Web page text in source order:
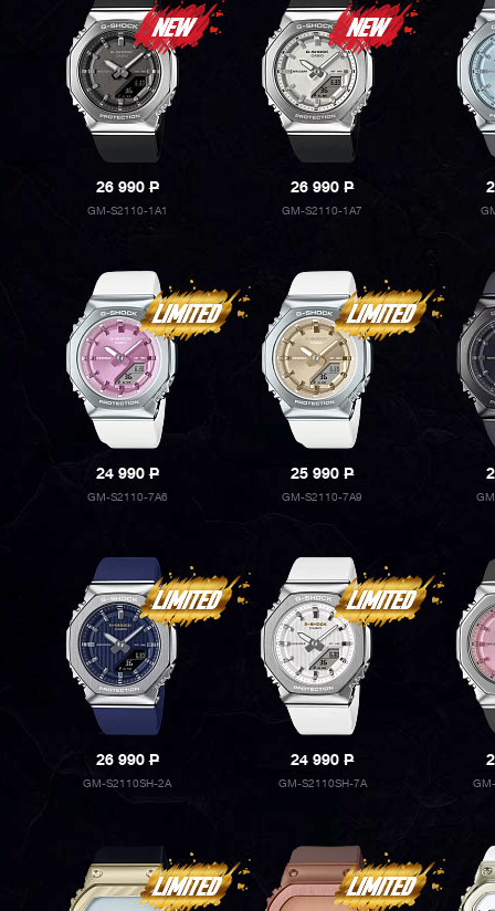
26 990P
GM-S2110-1A1
26 990P
GM-S2110-1A7
24 990P
GM-S2110-7A6
25 990P
GM-S2110-7A9
26 990P
GM-S2110SH-2A
24 990P
GM-S2110SH-7A